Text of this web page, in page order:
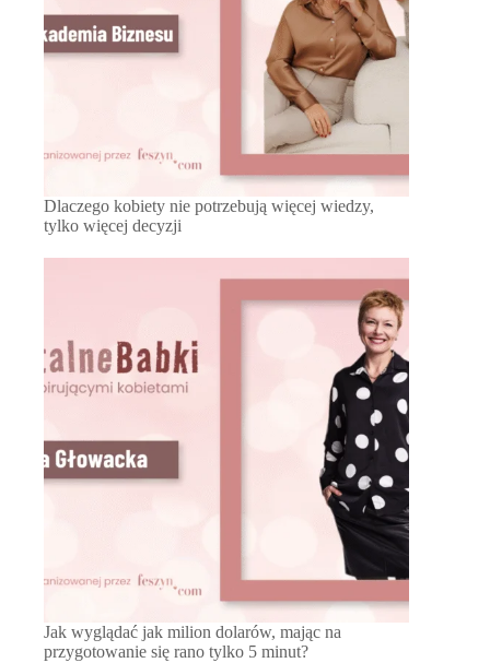
Dlaczego kobiety nie potrzebują więcej wiedzy,
tylko więcej decyzji
Jak wyglądać jak milion dolarów, mając na
przygotowanie się rano tylko 5 minut?